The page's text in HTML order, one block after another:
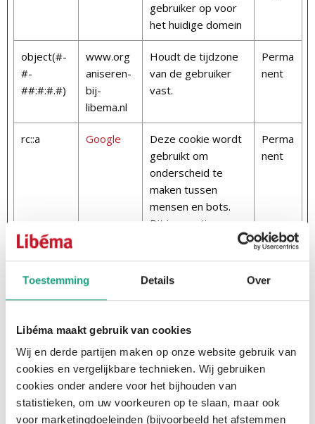
Toestemming Details Over
Libéma maakt gebruik van cookies
Wij en derde partijen maken op onze website gebruik van
cookies en vergelijkbare technieken. Wij gebruiken
cookies onder andere voor het bijhouden van
statistieken, om uw voorkeuren op te slaan, maar ook
voor marketingdoeleinden (bijvoorbeeld het afstemmen
gebruiker op voor
het huidige domein
object(#-
#-
##:#:#.#)
www.org
aniseren-
bij-
libema.nl
Houdt de tijdzone
van de gebruiker
vast.
Perma
nent
rc::a Google
Deze cookie wordt
gebruikt om
onderscheid te
maken tussen
mensen en bots.
Dit is gunstig voor
juiste rapporten
over het gebruik
Perma
nent
Google
gebruikt om
onderscheid te
maken tussen
mensen en bots.